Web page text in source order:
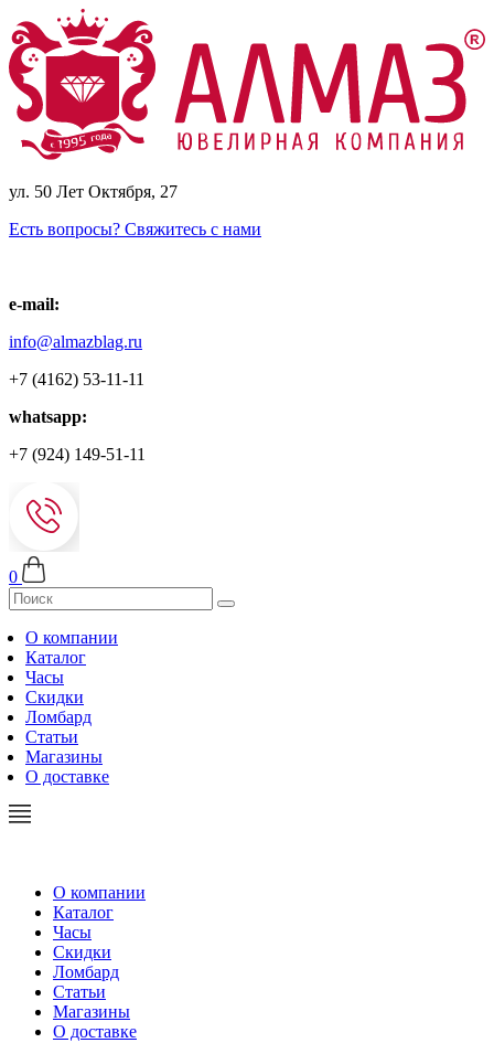
ул. 50 Лет Октября, 27
Есть вопросы? Свяжитесь с нами
e-mail:
info@almazblag.ru
+7 (4162) 53-11-11
whatsapp:
+7 (924) 149-51-11
0
О компании
Каталог
Часы
Скидки
Ломбард
Статьи
Магазины
О доставке
О компании
Каталог
Часы
Скидки
Ломбард
Статьи
Магазины
О доставке